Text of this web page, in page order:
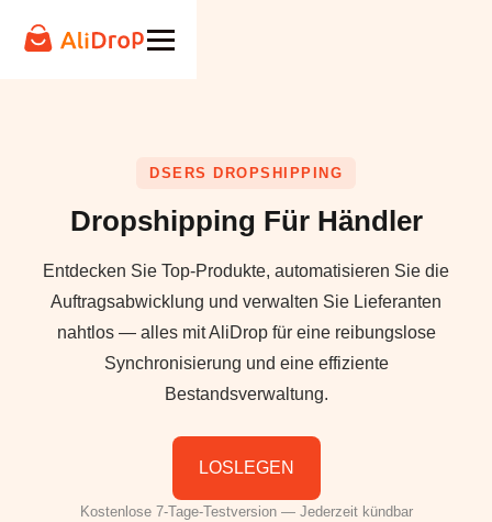
DSERS DROPSHIPPING
Dropshipping Für Händler
Entdecken Sie Top-Produkte, automatisieren Sie die
Auftragsabwicklung und verwalten Sie Lieferanten
nahtlos — alles mit AliDrop für eine reibungslose
Synchronisierung und eine effiziente
Bestandsverwaltung.
LOSLEGEN
Kostenlose 7-Tage-Testversion — Jederzeit kündbar